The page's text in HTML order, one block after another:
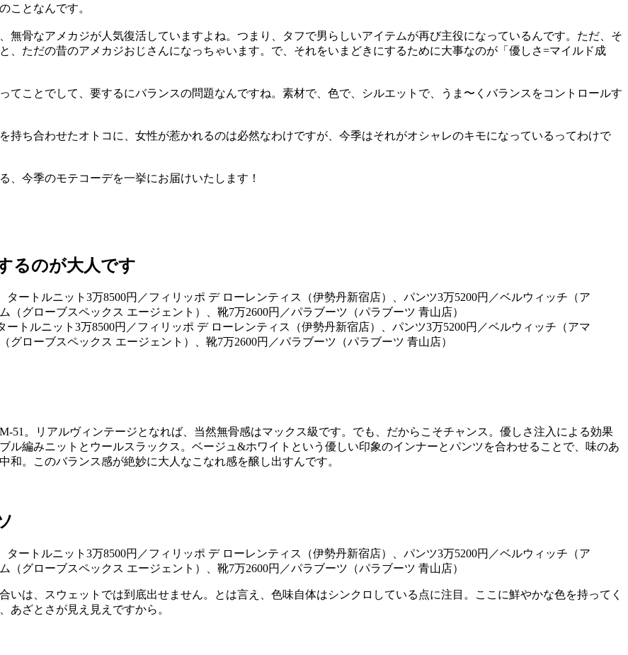
ことなんです。
無骨なアメカジが人気復活していますよね。つまり、タフで男らしいアイテムが再び主役になっているんです。ただ、そ
、ただの昔のアメカジおじさんになっちゃいます。で、それをいまどきにするために大事なのが「優しさ=マイルド成
てことでして、要するにバランスの問題なんですね。素材で、色で、シルエットで、うま〜くバランスをコントロールす
持ち合わせたオトコに、女性が惹かれるのは必然なわけですが、今季はそれがオシャレのキモになっているってわけで
、今季のモテコーデを一挙にお届けいたします！
るのが大人です
トルニット3万8500円／フィリッポ デ ローレンティス（伊勢丹新宿店）、パンツ3万5200円／ベルウィッチ（アマ
グローブスペックス エージェント）、靴7万2600円／パラブーツ（パラブーツ 青山店）
51。リアルヴィンテージとなれば、当然無骨感はマックス級です。でも、だからこそチャンス。優しさ注入による効果
ル編みニットとウールスラックス。ベージュ&ホワイトという優しい印象のインナーとパンツを合わせることで、味のあ
。このバランス感が絶妙に大人なこなれ感を醸し出すんです。
は、スウェットでは到底出せません。とは言え、色味自体はシンクロしている点に注目。ここに鮮やかな色を持ってく
あざとさが見え見えですから。